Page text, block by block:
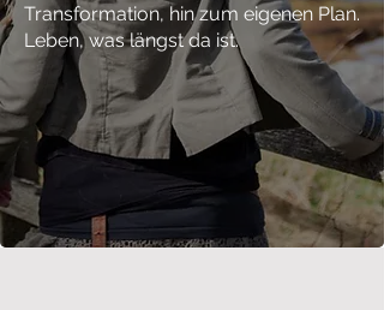
Transformation, hin zum eigenen Plan.
Leben, was längst da ist.